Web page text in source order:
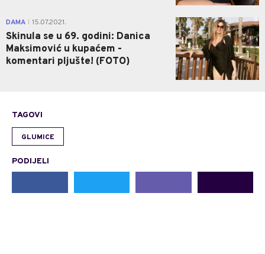
DAMA 15.07.2021.
Skinula se u 69. godini: Danica
Maksimović u kupaćem -
komentari pljušte! (FOTO)
0
TAGOVI
GLUMICE
PODIJELI